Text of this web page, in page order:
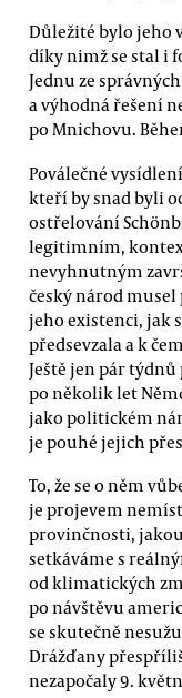
Důležité bylo jeho
díky nimž se stal i
Jednu ze
a výhodná řešení
po Mnichovu.
Poválečné
kteří by snad byli
ostřelování
legitimním,
nevyhnutným
český národ
jeho existenci, jak
předsevzala a k
Ještě jen pár
po několik let
jako politickém
je pouhé jejich
To, že se o něm
je projevem
provinčnosti,
setkáváme s
od klimatických
po návštěvu
se skutečně
Drážďany
nezapočaly 9.